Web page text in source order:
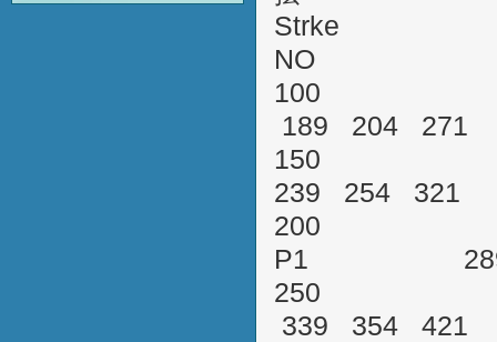
Strke
NO
100
189 204
150
239 254
200
P1 289
250
339 354